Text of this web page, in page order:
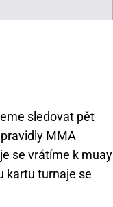
sledovat pět
MMA
se vrátíme k muay
kartu turnaje se